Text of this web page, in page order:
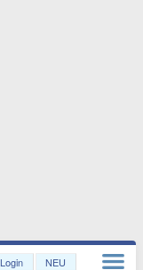
Login NEU